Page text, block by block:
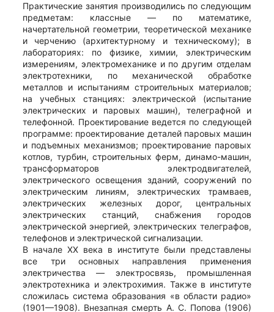
Практические занятия производились по следующим
предметам: классные — по математике,
начертательной геометрии, теоретической механике
и черчению (архитектурному и техническому); в
лабораториях: по физике, химии, электрическим
измерениям, электромеханике и по другим отделам
электротехники, по механической обработке
металлов и испытаниям строительных материалов;
на учебных станциях: электрической (испытание
электрических и паровых машин), телеграфной и
телефонной. Проектирование ведется по следующей
программе: проектирование деталей паровых машин
и подъемных механизмов; проектирование паровых
котлов, турбин, строительных ферм, динамо-машин,
трансформаторов электродвигателей,
электрического освещения зданий, сооружений по
электрическим линиям, электрических трамваев,
электрических железных дорог, центральных
электрических станций, снабжения городов
электрической энергией, электрических телеграфов,
телефонов и электрической сигнализации.
В начале XX века в институте были представлены
все три основных направления применения
электричества — электросвязь, промышленная
электротехника и электрохимия. Также в институте
сложилась система образования «в области радио»
(1901—1908). Внезапная смерть А. С. Попова (1906)